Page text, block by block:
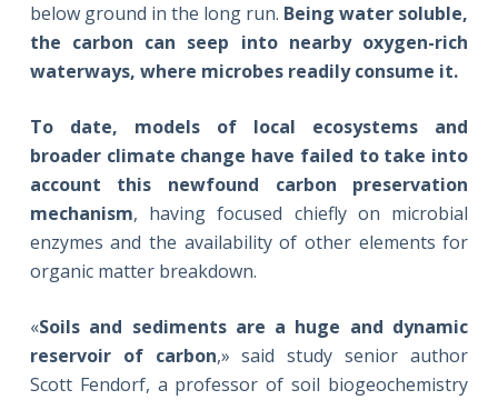
below ground in the long run. Being water soluble,
the carbon can seep into nearby oxygen-rich
waterways, where microbes readily consume it.
To date, models of local ecosystems and
broader climate change have failed to take into
account this newfound carbon preservation
mechanism, having focused chiefly on microbial
enzymes and the availability of other elements for
organic matter breakdown.
«Soils and sediments are a huge and dynamic
reservoir of carbon,» said study senior author
Scott Fendorf, a professor of soil biogeochemistry